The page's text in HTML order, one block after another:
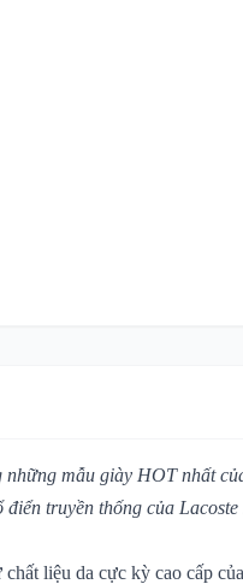
mẫu giày HOT nhất
điển truyền thống của
liệu da cực kỳ cao cấp